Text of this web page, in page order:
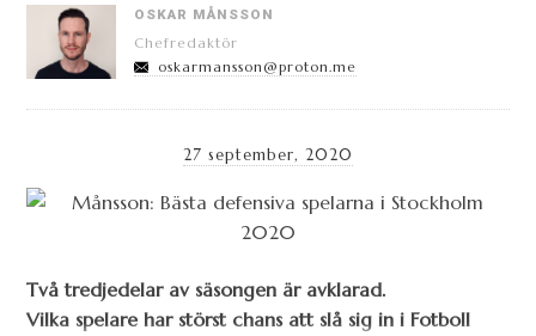
OSKAR MÅNSSON
Chefredaktör
oskarmansson@proton.me
27 september, 2020
Två tredjedelar av säsongen är avklarad.
Vilka spelare har störst chans att slå sig in i Fotboll